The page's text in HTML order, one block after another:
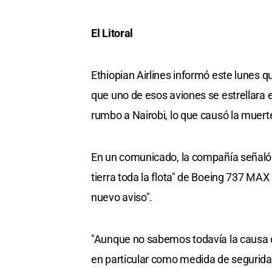
El Litoral
Ethiopian Airlines informó este lunes
que uno de esos aviones se estrellara
rumbo a Nairobi, lo que causó la
En un comunicado, la compañía
tierra toda la flota" de Boeing 737
nuevo aviso".
"Aunque no sabemos todavía la
en particular como medida de